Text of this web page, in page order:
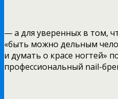
— а для уверенных в том,
«быть можно дельным
и думать о красе ногтей»
профессиональный nail-